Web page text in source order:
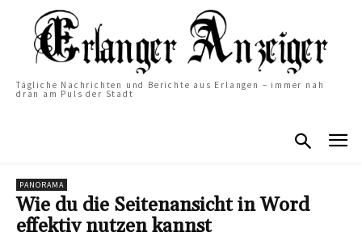
Tägliche Nachrichten und Berichte aus Erlangen – immer nah
dran am Puls der Stadt
PANORAMA
Wie du die Seitenansicht in Word
effektiv nutzen kannst